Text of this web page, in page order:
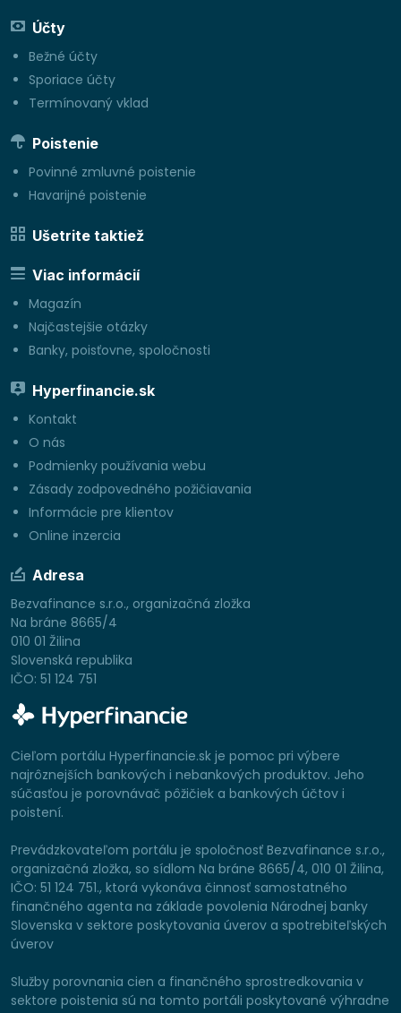
Účty
Bežné účty
Sporiace účty
Termínovaný vklad
Poistenie
Povinné zmluvné poistenie
Havarijné poistenie
Ušetrite taktiež
Viac informácií
Magazín
Najčastejšie otázky
Banky, poisťovne, spoločnosti
Hyperfinancie.sk
Kontakt
O nás
Podmienky používania webu
Zásady zodpovedného požičiavania
Informácie pre klientov
Online inzercia
Adresa
Bezvafinance s.r.o., organizačná zložka
Na bráne 8665/4
010 01 Žilina
Slovenská republika
IČO: 51 124 751
Cieľom portálu Hyperfinancie.sk je pomoc pri výbere
najrôznejších bankových i nebankových produktov. Jeho
súčasťou je porovnávač pôžičiek a bankových účtov i
poistení.
Prevádzkovateľom portálu je spoločnosť Bezvafinance s.r.o.,
organizačná zložka, so sídlom Na bráne 8665/4, 010 01 Žilina,
IČO: 51 124 751., ktorá vykonáva činnosť samostatného
finančného agenta na základe povolenia Národnej banky
Slovenska v sektore poskytovania úverov a spotrebiteľských
úverov
Služby porovnania cien a finančného sprostredkovania v
sektore poistenia sú na tomto portáli poskytované výhradne